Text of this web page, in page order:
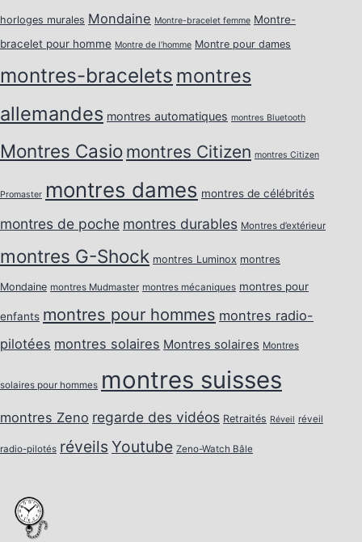
horloges murales Mondaine Montre-bracelet femme Montre-
bracelet pour homme Montre de l’homme Montre pour dames
montres-bracelets montres
allemandes montres automatiques montres Bluetooth
Montres Casio montres Citizen montres Citizen
Promaster montres dames montres de célébrités
montres de poche montres durables Montres d’extérieur
montres G-Shock montres Luminox montres
Mondaine montres Mudmaster montres mécaniques montres pour
enfants montres pour hommes montres radio-
pilotées montres solaires Montres solaires Montres
solaires pour hommes montres suisses
montres Zeno regarde des vidéos Retraités Réveil réveil
radio-pilotés réveils Youtube Zeno-Watch Bâle